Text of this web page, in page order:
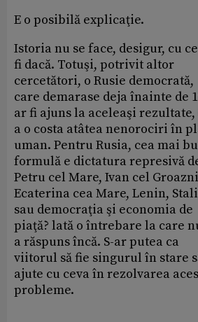
E o posibilă explicaţie.
Istoria nu se face, desigur, cu
fi dacă. Totuşi, potrivit altor
cercetători, o Rusie democrată,
care demarase deja înainte de
ar fi ajuns la aceleaşi
a o costa atâtea nenorociri în
uman. Pentru Rusia, cea mai
formulă e dictatura represivă
Petru cel Mare, Ivan cel
Ecaterina cea Mare, Lenin,
sau democraţia şi economia de
piaţă? lată o întrebare la care
a răspuns încă. S-ar putea ca
viitorul să fie singurul în stare
ajute cu ceva în rezolvarea
probleme.